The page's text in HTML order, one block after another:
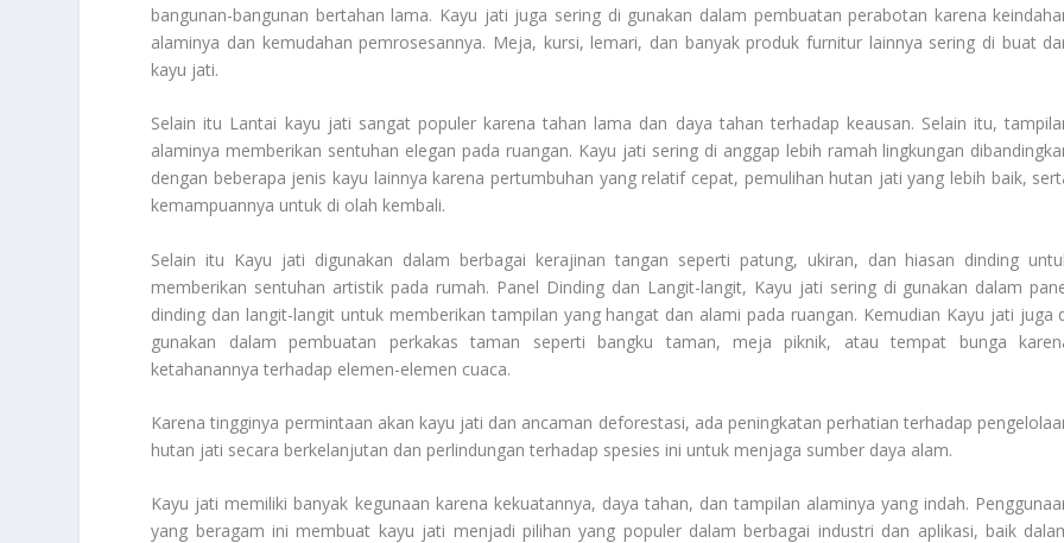
bangunan-bangunan bertahan lama. Kayu jati juga sering di gunakan dalam pembuatan perabotan karena
alaminya dan kemudahan pemrosesannya. Meja, kursi, lemari, dan banyak produk furnitur lainnya sering di buat
kayu jati.
Selain itu Lantai kayu jati sangat populer karena tahan lama dan daya tahan terhadap keausan. Selain itu,
alaminya memberikan sentuhan elegan pada ruangan. Kayu jati sering di anggap lebih ramah lingkungan
dengan beberapa jenis kayu lainnya karena pertumbuhan yang relatif cepat, pemulihan hutan jati yang lebih baik,
kemampuannya untuk di olah kembali.
Selain itu Kayu jati digunakan dalam berbagai kerajinan tangan seperti patung, ukiran, dan hiasan dinding
memberikan sentuhan artistik pada rumah. Panel Dinding dan Langit-langit, Kayu jati sering di gunakan dalam
dinding dan langit-langit untuk memberikan tampilan yang hangat dan alami pada ruangan. Kemudian Kayu jati juga
gunakan dalam pembuatan perkakas taman seperti bangku taman, meja piknik, atau tempat bunga
ketahanannya terhadap elemen-elemen cuaca.
Karena tingginya permintaan akan kayu jati dan ancaman deforestasi, ada peningkatan perhatian terhadap
hutan jati secara berkelanjutan dan perlindungan terhadap spesies ini untuk menjaga sumber daya alam.
Kayu jati memiliki banyak kegunaan karena kekuatannya, daya tahan, dan tampilan alaminya yang indah.
yang beragam ini membuat kayu jati menjadi pilihan yang populer dalam berbagai industri dan aplikasi, baik